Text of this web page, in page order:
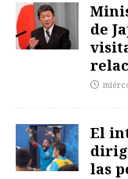
de
El
las